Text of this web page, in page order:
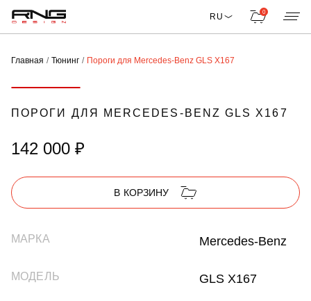
RU 0
Главная Тюнинг Пороги для Mercedes-Benz GLS X167
ПОРОГИ ДЛЯ MERCEDES-BENZ GLS X167
142 000 ₽
В КОРЗИНУ
МАРКА Mercedes-Benz
МОДЕЛЬ GLS X167